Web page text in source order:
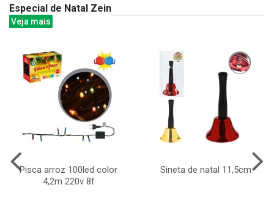
Especial de Natal Zein
Veja mais
Pisca arroz 100led color
4,2m 220v 8f
Sineta de natal 11,5cm